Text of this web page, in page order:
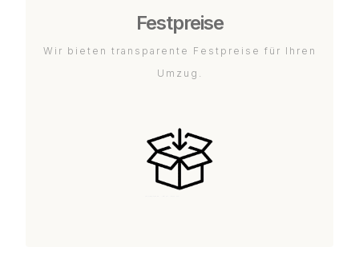
Festpreise
Wir bieten transparente Festpreise für Ihren
Umzug.